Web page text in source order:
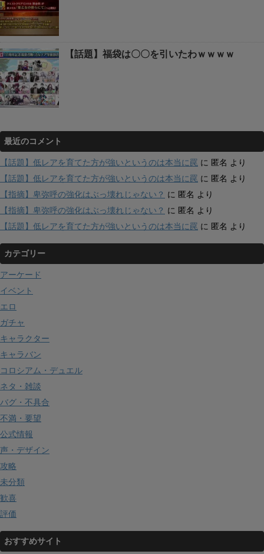
【話題】福袋は〇〇を引いたわｗｗｗｗ
最近のコメント
【話題】低レアを育てた方が強いというのは本当に罠 に 匿名 より
【話題】低レアを育てた方が強いというのは本当に罠 に 匿名 より
【指摘】卑弥呼の強化はぶっ壊れじゃない？ に 匿名 より
【指摘】卑弥呼の強化はぶっ壊れじゃない？ に 匿名 より
【話題】低レアを育てた方が強いというのは本当に罠 に 匿名 より
カテゴリー
アーケード
イベント
エロ
ガチャ
キャラクター
キャラバン
コロシアム・デュエル
ネタ・雑談
バグ・不具合
不満・要望
公式情報
声・デザイン
攻略
未分類
歓喜
評価
おすすめサイト